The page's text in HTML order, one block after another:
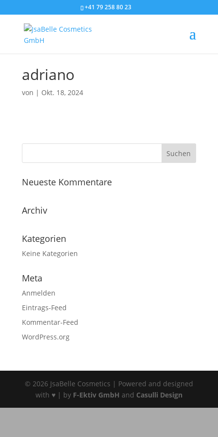
+41 79 258 80 23
adriano
von | Okt. 18, 2024
Neueste Kommentare
Archiv
Kategorien
Keine Kategorien
Meta
Anmelden
Eintrags-Feed
Kommentar-Feed
WordPress.org
© 2026 JsaBelle Cosmetics | Powered and designed
with ♥ | by F-Ektiv GmbH and Casulli Design